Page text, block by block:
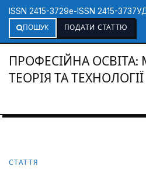
ISSN 2415-3729e-ISSN 2415-3737
ПОШУК
ПОДАТИ СТАТТЮ
ПРОФЕСІЙНА ОСВІТА:
ТЕОРІЯ ТА ТЕХНОЛОГІЇ
СТАТТЯ